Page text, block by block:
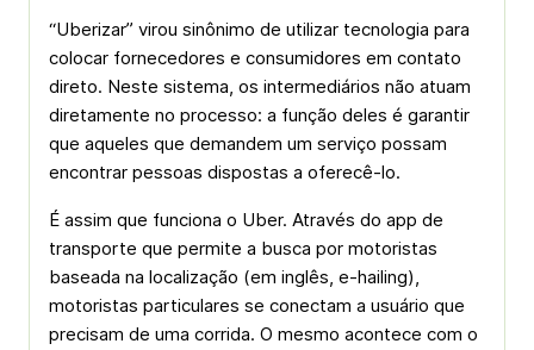
“Uberizar” virou sinônimo de utilizar tecnologia para
colocar fornecedores e consumidores em contato
direto. Neste sistema, os intermediários não atuam
diretamente no processo: a função deles é garantir
que aqueles que demandem um serviço possam
encontrar pessoas dispostas a oferecê-lo.
É assim que funciona o Uber. Através do app de
transporte que permite a busca por motoristas
baseada na localização (em inglês, e-hailing),
motoristas particulares se conectam a usuário que
precisam de uma corrida. O mesmo acontece com o